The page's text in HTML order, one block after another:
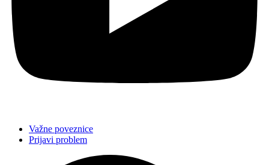
Važne poveznice
Prijavi problem